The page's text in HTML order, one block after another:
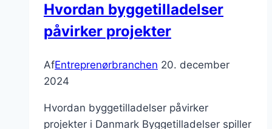
Hvordan byggetilladelser
påvirker projekter
AfEntreprenørbranchen 20. december
2024
Hvordan byggetilladelser påvirker
projekter i Danmark Byggetilladelser spiller